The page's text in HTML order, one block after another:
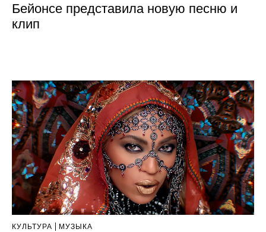
Бейонсе представила новую песню и
клип
КУЛЬТУРА МУЗЫКА